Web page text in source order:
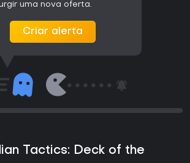
uma nova oferta.
Criar alerta
Tactics: Deck of the